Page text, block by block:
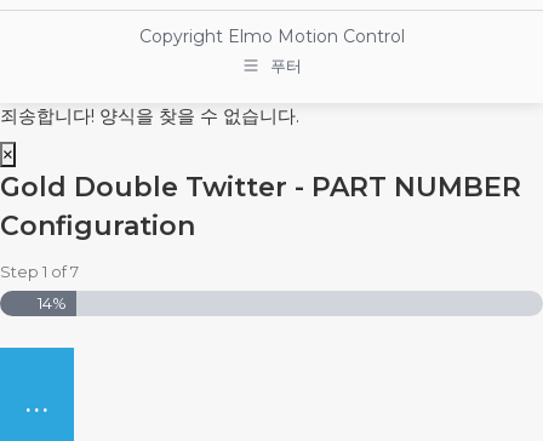
CopyrightElmo Motion Control
푸터
죄송합니다! 양식을 찾을 수 없습니다.
×
Gold Double Twitter - PART NUMBER
Configuration
Step 1 of7
14%
...